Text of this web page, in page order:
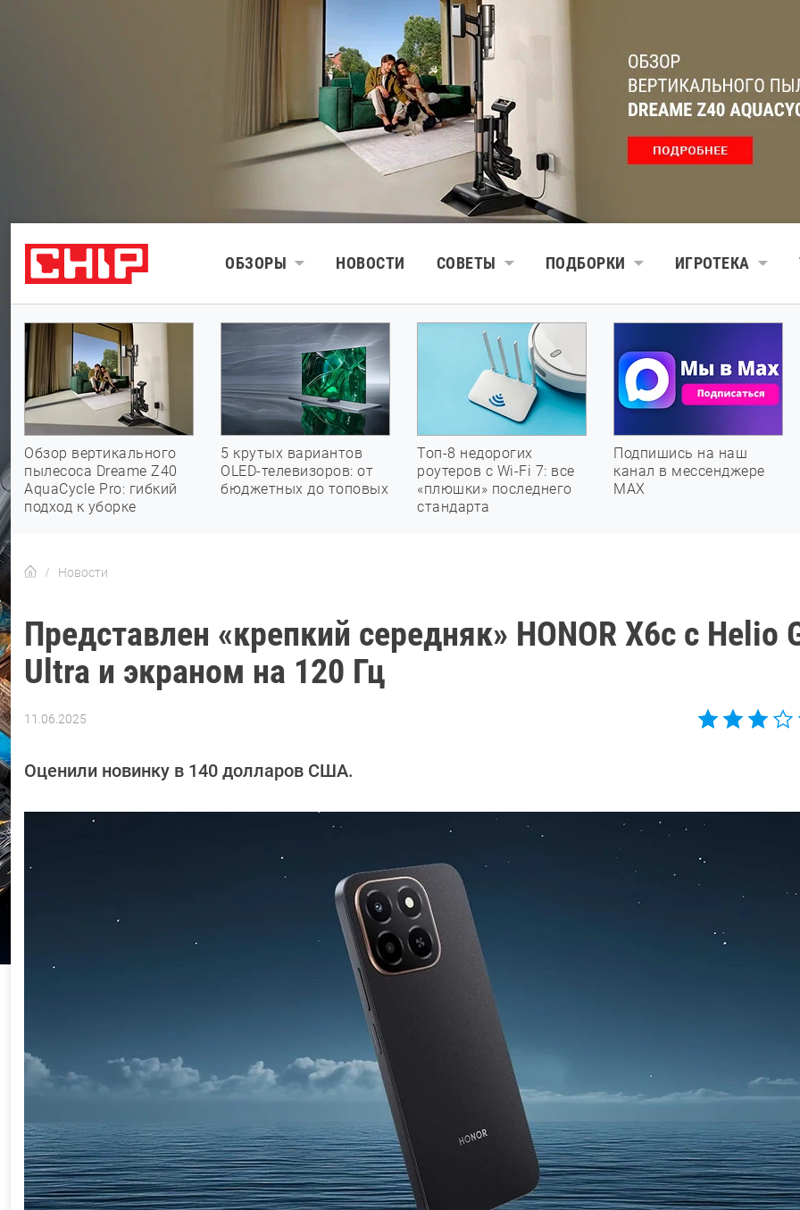
ОБЗОРЫ НОВОСТИ СОВЕТЫ ПОДБОРКИ ИГРОТЕКА
Обзор вертикального
пылесоса Dreame Z40
AquaCycle Pro: гибкий
подход к уборке
5 крутых вариантов
OLED-телевизоров: от
бюджетных до топовых
Топ-8 недорогих
роутеров с Wi-Fi 7: все
«плюшки» последнего
стандарта
Подпишись на наш
канал в мессенджере
МАХ
Новости
Представлен «крепкий середняк» HONOR X6c с Helio
Ultra и экраном на 120 Гц
11.06.2025
Калашников
Оценили новинку в 140 долларов США.